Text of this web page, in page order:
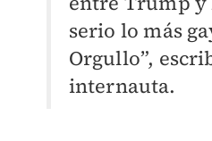
serio lo más
Orgullo”,
internauta.